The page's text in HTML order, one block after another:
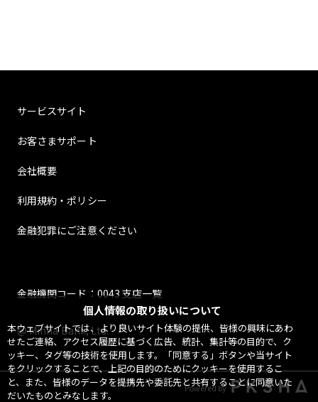
個人情報の取り扱いについて
本ウェブサイトでは、より良いサイト体験の提供、皆様の興味にあわ
せたご連絡、アクセス履歴に基づく広告、統計、集計等の目的で、ク
ッキー、タグ等の技術を使用します。「同意する」ボタンや当サイト
をクリックすることで、上記の目的のためにクッキーを使用するこ
と、また、皆様のデータを提携先や委託先と共有することに同意いた
だいたものとみなします。
サービスサイト
お客さまサポート
会社概要
利用規約・ポリシー
金融犯罪にご注意ください
金融機関コード：0043 支店一覧
@ Minna Bank, Ltd.
Powered by